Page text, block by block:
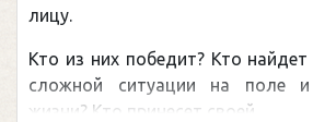
лицу.
Кто из них победит? Кто
сложной ситуации на поле
жизни? Кто принесет своей ...